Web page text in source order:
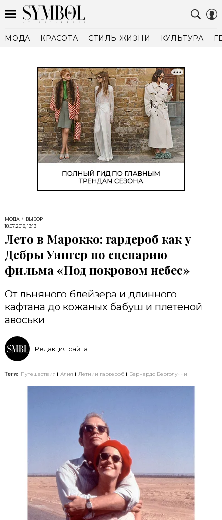
МОДА КРАСОТА СТИЛЬ ЖИЗНИ КУЛЬТУРА
МОДА
ВЫБОР
18.07.2018, 13:13
Лето в Марокко: гардероб как у
Дебры Уингер по сценарию
фильма «Под покровом небес»
От льняного блейзера и длинного
кафтана до кожаных бабуш и плетеной
авоськи
Редакция сайта
Теги: Путешествия Алия Летний гардероб Бернардо Бертолуччи